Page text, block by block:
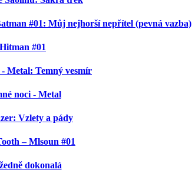
#01: Můj nejhorší nepřítel (pevná vazba)
Hitman #01
- Metal: Temný vesmír
noci - Metal
Vzlety a pády
– Mlsoun #01
dokonalá